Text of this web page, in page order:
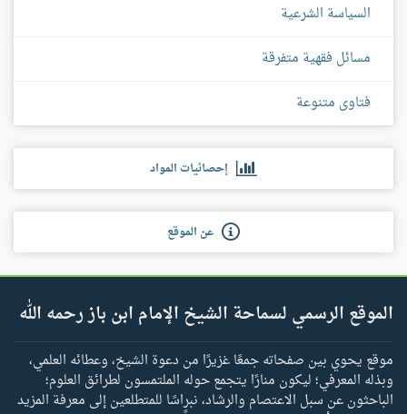
السياسة الشرعية
مسائل فقهية متفرقة
فتاوى متنوعة
إحصائيات المواد
عن الموقع
الموقع الرسمي لسماحة الشيخ الإمام ابن باز رحمه الله
موقع يحوي بين صفحاته جمعًا غزيرًا من دعوة الشيخ، وعطائه العلمي،
وبذله المعرفي؛ ليكون منارًا يتجمع حوله الملتمسون لطرائق العلوم؛
الباحثون عن سبل الاعتصام والرشاد، نبراسًا للمتطلعين إلى معرفة المزيد